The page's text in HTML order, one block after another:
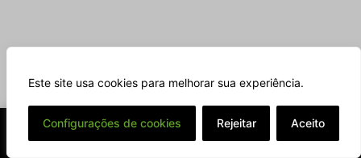
Este site usa cookies para melhorar sua experiência.
Configurações de cookies Rejeitar Aceito